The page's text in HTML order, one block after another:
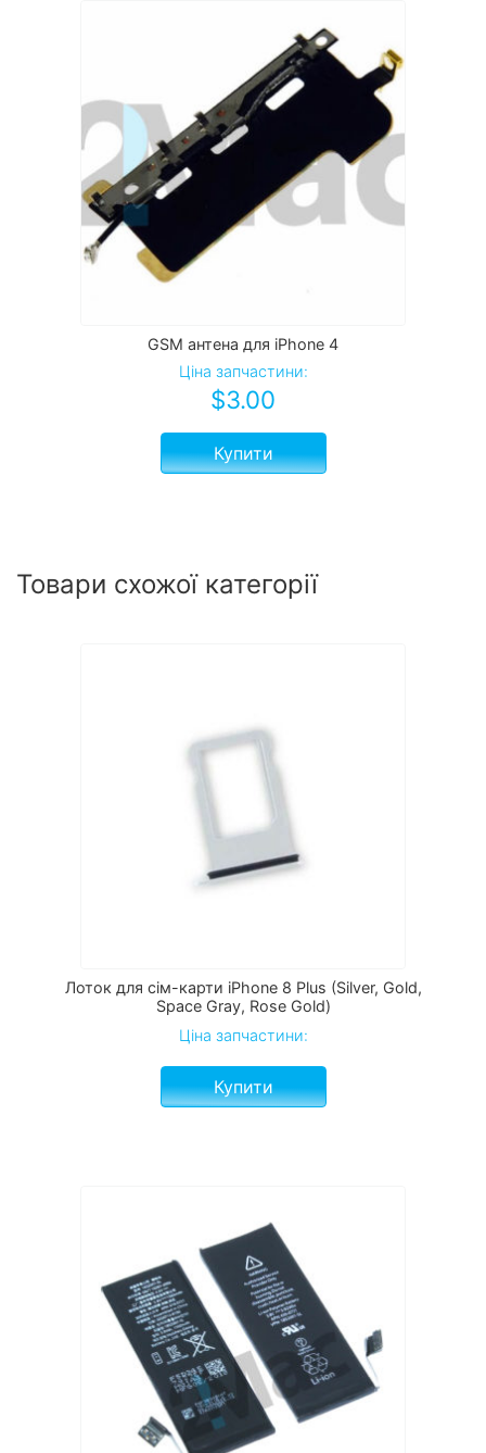
GSM антена для iPhone 4
Ціна запчастини:
$3.00
Купити
Товари схожої категорії
Лоток для сім-карти iPhone 8 Plus (Silver, Gold,
Space Gray, Rose Gold)
Ціна запчастини:
Купити